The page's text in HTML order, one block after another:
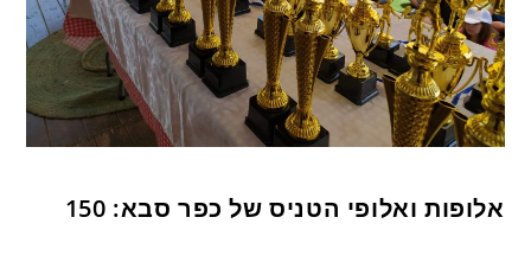
אלופות ואלופי הטניס של כפר סבא: 150